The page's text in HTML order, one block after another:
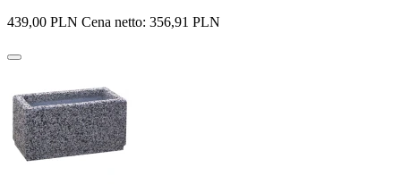
439,00 PLN Cena netto: 356,91 PLN